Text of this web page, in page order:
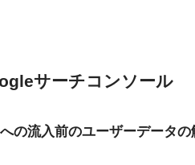
サーチコンソール
の流入前のユーザーデータの